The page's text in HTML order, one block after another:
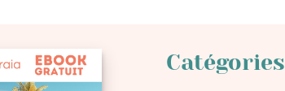
Catégories